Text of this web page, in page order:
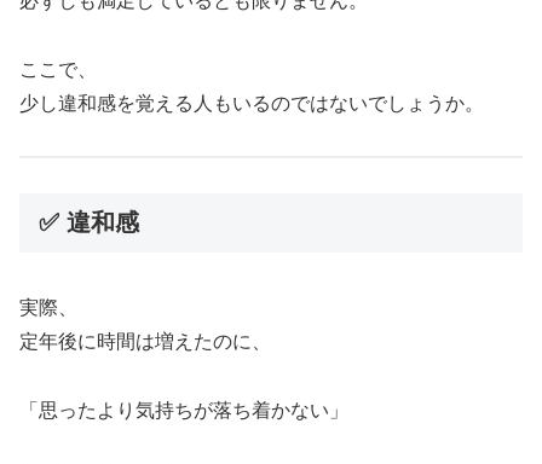
ここで、
少し違和感を覚える人もいるのではないでしょうか。
✅ 違和感
実際、
定年後に時間は増えたのに、
「思ったより気持ちが落ち着かない」